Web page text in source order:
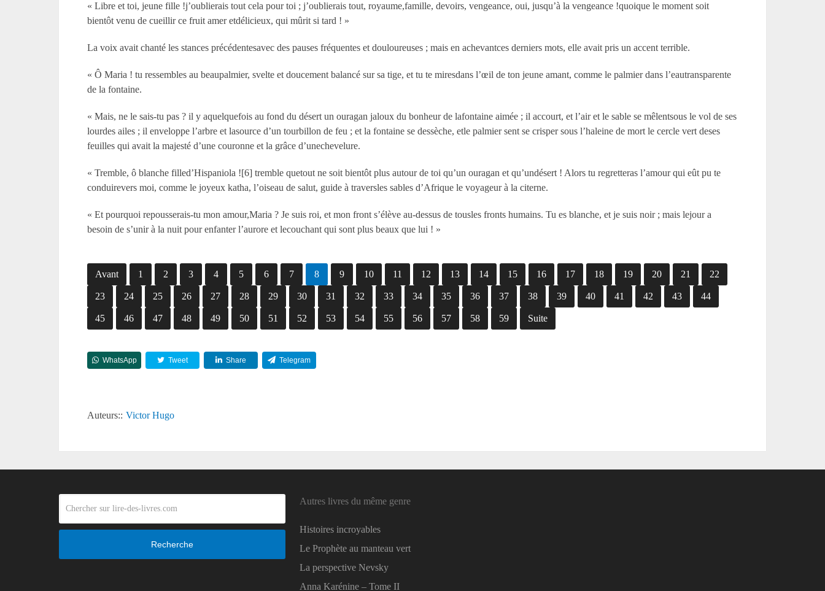
« Libre et toi, jeune fille !j’oublierais tout cela pour toi ; j’oublierais tout, royaume,famille, devoirs, vengeance, oui, jusqu’à la vengeance !quoique le moment soit
bientôt venu de cueillir ce fruit amer etdélicieux, qui mûrit si tard ! »
La voix avait chanté les stances précédentesavec des pauses fréquentes et douloureuses ; mais en achevantces derniers mots, elle avait pris un accent terrible.
« Ô Maria ! tu ressembles au beaupalmier, svelte et doucement balancé sur sa tige, et tu te miresdans l’œil de ton jeune amant, comme le palmier dans l’eautransparente
de la fontaine.
« Mais, ne le sais-tu pas ? il y aquelquefois au fond du désert un ouragan jaloux du bonheur de lafontaine aimée ; il accourt, et l’air et le sable se mêlentsous le vol de ses
lourdes ailes ; il enveloppe l’arbre et lasource d’un tourbillon de feu ; et la fontaine se dessèche, etle palmier sent se crisper sous l’haleine de mort le cercle vert deses
feuilles qui avait la majesté d’une couronne et la grâce d’unechevelure.
« Tremble, ô blanche filled’Hispaniola ![6] tremble quetout ne soit bientôt plus autour de toi qu’un ouragan et qu’undésert ! Alors tu regretteras l’amour qui eût pu te
conduirevers moi, comme le joyeux katha, l’oiseau de salut, guide à traversles sables d’Afrique le voyageur à la citerne.
« Et pourquoi repousserais-tu mon amour,Maria ? Je suis roi, et mon front s’élève au-dessus de tousles fronts humains. Tu es blanche, et je suis noir ; mais lejour a
besoin de s’unir à la nuit pour enfanter l’aurore et lecouchant qui sont plus beaux que lui ! »
Avant 1 2 3 4 5 6 7 8 9 10 11 12 13 14 15 16 17 18 19 20 21 22
23 24 25 26 27 28 29 30 31 32 33 34 35 36 37 38 39 40 41 42 43 44
45 46 47 48 49 50 51 52 53 54 55 56 57 58 59 Suite
WhatsApp Tweet Share Telegram
Auteurs:: Victor Hugo
Recherche
Autres livres du même genre
Histoires incroyables
Le Prophète au manteau vert
La perspective Nevsky
Anna Karénine – Tome II